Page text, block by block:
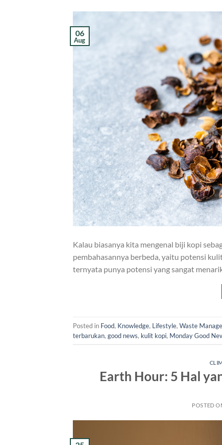
06
Aug
Kalau biasanya kita mengenal biji kopi
pembahasannya berbeda, yaitu potensi
ternyata punya potensi yang sangat
Posted in Food, Knowledge, Lifestyle, Waste
terbarukan, good news, kulit kopi, Monday Good
Earth Hour: 5 Hal
POSTED